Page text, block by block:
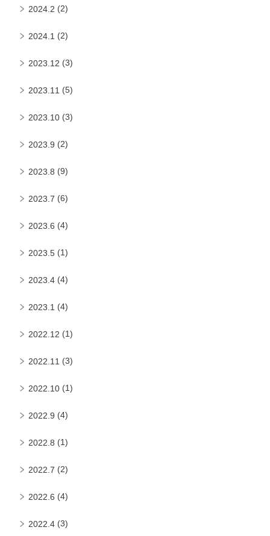
2024.2 (2)
2024.1 (2)
2023.12 (3)
2023.11 (5)
2023.10 (3)
2023.9 (2)
2023.8 (9)
2023.7 (6)
2023.6 (4)
2023.5 (1)
2023.4 (4)
2023.1 (4)
2022.12 (1)
2022.11 (3)
2022.10 (1)
2022.9 (4)
2022.8 (1)
2022.7 (2)
2022.6 (4)
2022.4 (3)